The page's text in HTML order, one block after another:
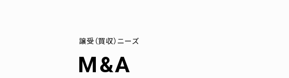
譲受（買収）ニーズ
M&A